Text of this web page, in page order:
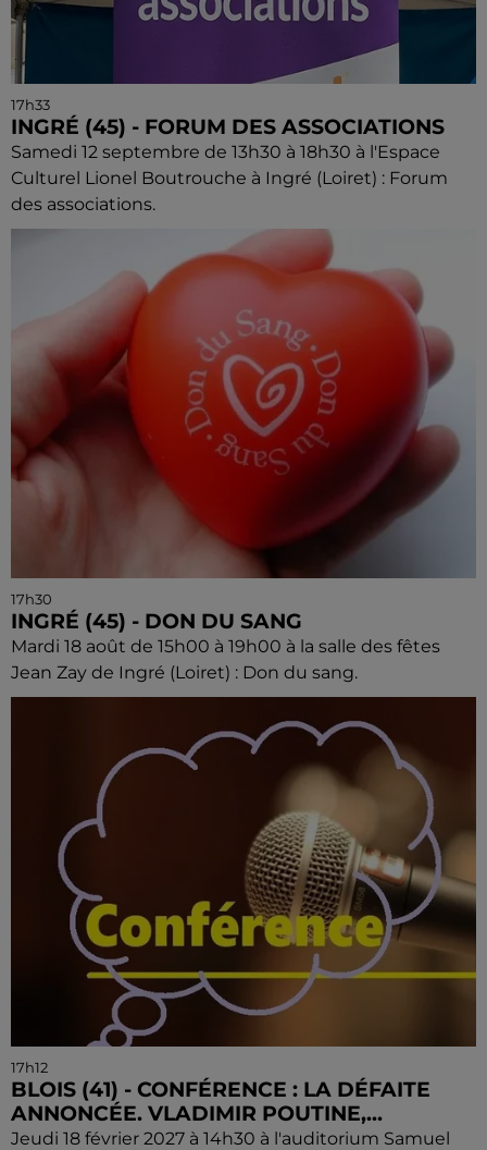
17h33
INGRÉ (45) - FORUM DES ASSOCIATIONS
Samedi 12 septembre de 13h30 à 18h30 à l'Espace
Culturel Lionel Boutrouche à Ingré (Loiret) : Forum
des associations.
17h30
INGRÉ (45) - DON DU SANG
Mardi 18 août de 15h00 à 19h00 à la salle des fêtes
Jean Zay de Ingré (Loiret) : Don du sang.
17h12
BLOIS (41) - CONFÉRENCE : LA DÉFAITE
ANNONCÉE. VLADIMIR POUTINE,...
Jeudi 18 février 2027 à 14h30 à l'auditorium Samuel